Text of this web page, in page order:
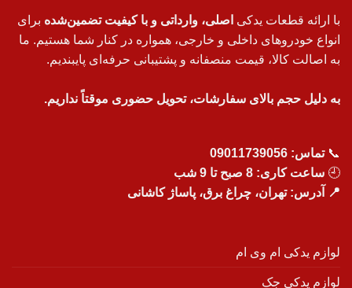
با ارائه قطعات یدکی اصلی، وارداتی و با کیفیت تضمین‌شده برای
انواع خودروهای داخلی و خارجی، همواره در کنار شما هستیم. ما
به اصالت کالا، قیمت منصفانه و پشتیبانی حرفه‌ای پایبندیم.
به دلیل حجم بالای سفارشات، تحویل حضوری موقتاً نداریم.
📞تماس: 09011739056
🕘 ساعت کاری: 8 صبح تا 9 شب
📍 آدرس: تهران، چراغ برق، پاساژ کاشانی
لوازم یدکی ام وی ام
لوازم یدکی جک